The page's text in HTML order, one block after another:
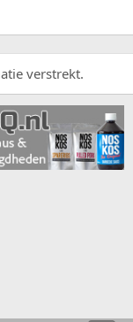
verstrekt.